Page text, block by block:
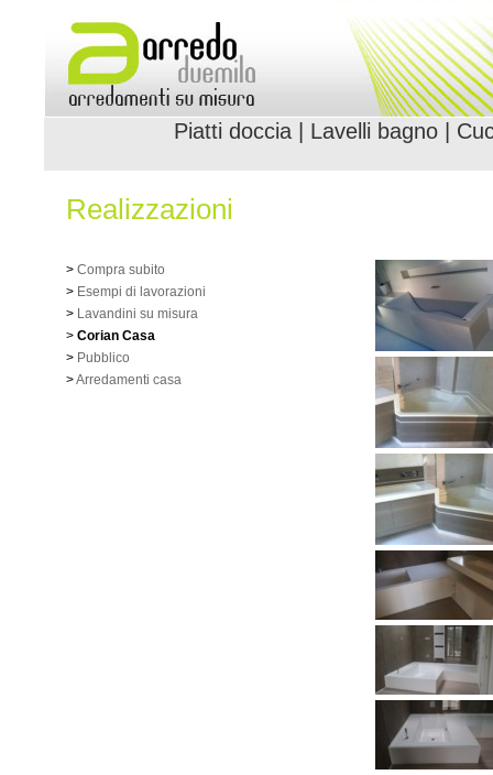
Piatti doccia Lavelli bagno
Realizzazioni
> Compra subito
> Esempi di lavorazioni
> Lavandini su misura
> Corian Casa
> Pubblico
>Arredamenti casa